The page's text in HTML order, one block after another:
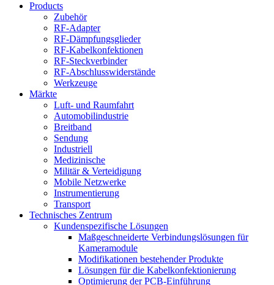
Products
Zubehör
RF-Adapter
RF-Dämpfungsglieder
RF-Kabelkonfektionen
RF-Steckverbinder
RF-Abschlusswiderstände
Werkzeuge
Märkte
Luft- und Raumfahrt
Automobilindustrie
Breitband
Sendung
Industriell
Medizinische
Militär & Verteidigung
Mobile Netzwerke
Instrumentierung
Transport
Technisches Zentrum
Kundenspezifische Lösungen
Maßgeschneiderte Verbindungslösungen für
Kameramodule
Modifikationen bestehender Produkte
Lösungen für die Kabelkonfektionierung
Optimierung der PCB-Einführung